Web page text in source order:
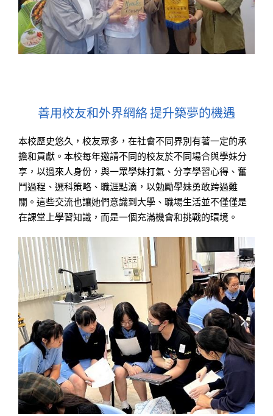
善用校友和外界網絡 提升築夢的機遇
本校歷史悠久，校友眾多，在社會不同界別有著一定的承
擔和貢獻。本校每年邀請不同的校友於不同場合與學妹分
享，以過來人身份，與一眾學妹打氣、分享學習心得、奮
鬥過程、選科策略、職涯點滴，以勉勵學妹勇敢跨過難
關。這些交流也讓她們意識到大學、職場生活並不僅僅是
在課堂上學習知識，而是一個充滿機會和挑戰的環境。